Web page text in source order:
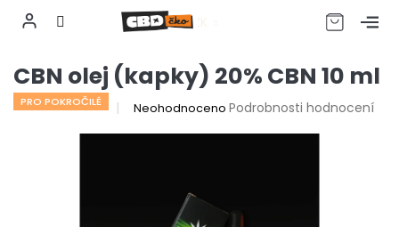
na
obsah
CZK
CBN olej (kapky) 20% CBN 10 ml
PRO POKROČILÉ
Průměrné
Neohodnoceno Podrobnosti hodnocení